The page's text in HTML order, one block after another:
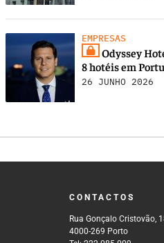
EMPRESAS
Odyssey
8 hotéis em
26 JUNHO 2026
CONTACTOS
Rua Gonçalo Cristovão,
4000-269 Porto